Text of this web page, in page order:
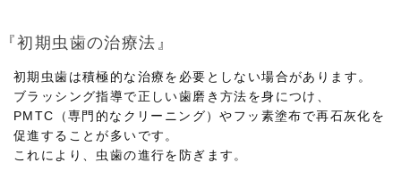
『初期虫歯の治療法』
初期虫歯は積極的な治療を必要としない場合があります。
ブラッシング指導で正しい歯磨き方法を身につけ、
PMTC（専門的なクリーニング）やフッ素塗布で再石灰化を
促進することが多いです。
これにより、虫歯の進行を防ぎます。